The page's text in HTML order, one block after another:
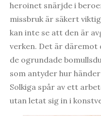
heroinet snärjde i
missbruk är säkert
kan inte se att den är
verken. Det är däremot
de ogrundade
som antyder hur
Solkiga spår av ett
utan letat sig in i